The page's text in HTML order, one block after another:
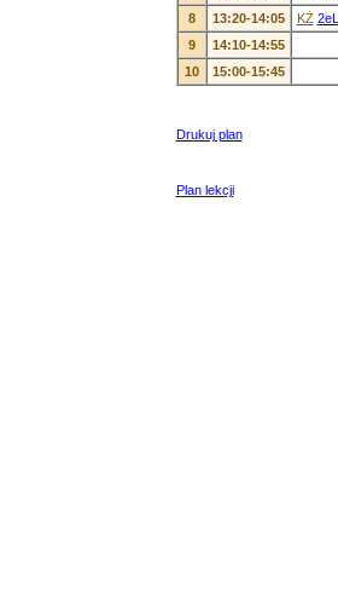
8
13:20-14:05 KŻ 2eL
9
14:10-14:55
10
15:00-15:45
Drukuj plan
Plan lekcji